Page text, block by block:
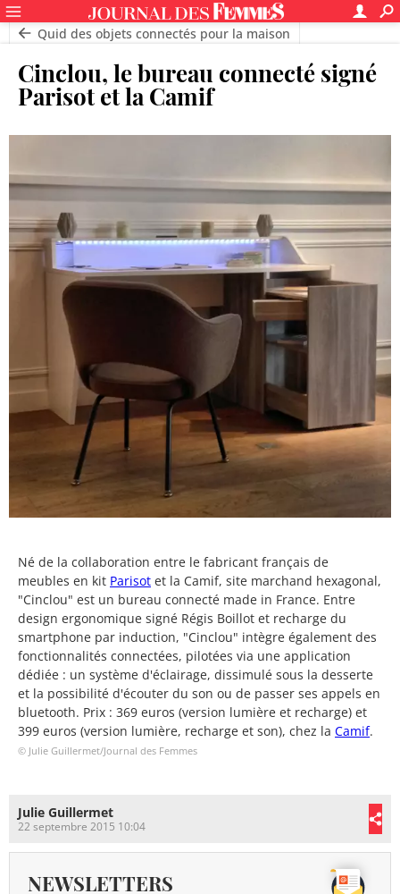
Quid des objets connectés pour la maison
Cinclou, le bureau connecté signé
Parisot et la Camif
Né de la collaboration entre le fabricant français de
meubles en kit Parisot et la Camif, site marchand hexagonal,
"Cinclou" est un bureau connecté made in France. Entre
design ergonomique signé Régis Boillot et recharge du
smartphone par induction, "Cinclou" intègre également des
fonctionnalités connectées, pilotées via une application
dédiée : un système d'éclairage, dissimulé sous la desserte
et la possibilité d'écouter du son ou de passer ses appels en
bluetooth. Prix : 369 euros (version lumière et recharge) et
399 euros (version lumière, recharge et son), chez la Camif.
© Julie Guillermet/Journal des Femmes
Julie Guillermet
22 septembre 2015 10:04
NEWSLETTERS